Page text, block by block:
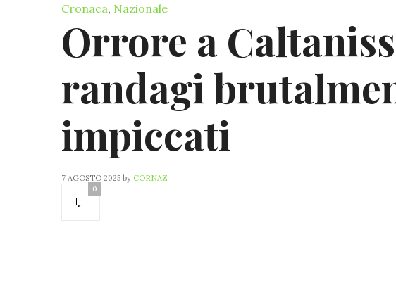
Cronaca, Nazionale
Orrore a
randagi
impiccati
7 AGOSTO 2025 by CORNAZ
0